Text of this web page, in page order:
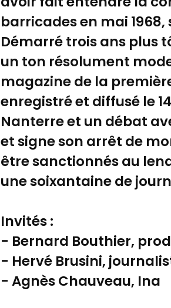
barricades en mai
Démarré trois ans plus
un ton résolument
magazine de la
enregistré et diffusé le
Nanterre et un débat
et signe son arrêt de
être sanctionnés au
une soixantaine de
Invités :
- Bernard Bouthier,
- Hervé Brusini,
- Agnès Chauveau, Ina